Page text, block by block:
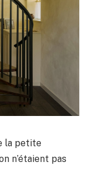
la petite
n’étaient pas